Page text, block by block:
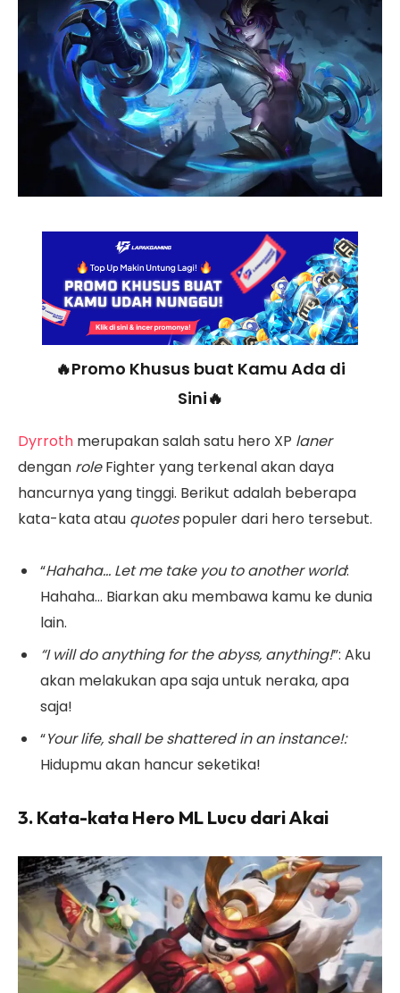
🔥Promo Khusus buat Kamu Ada di
Sini🔥
Dyrroth merupakan salah satu hero XP laner
dengan roleFighter yang terkenal akan daya
hancurnya yang tinggi. Berikut adalah beberapa
kata-kata atau quotespopuler dari hero tersebut.
“Hahaha… Let me take you to another world:
Hahaha… Biarkan aku membawa kamu ke dunia
lain.
“I will do anything for the abyss, anything!”: Aku
akan melakukan apa saja untuk neraka, apa
saja!
“Your life, shall be shattered in an instance!:
Hidupmu akan hancur seketika!
3. Kata-kata Hero ML Lucu dari Akai